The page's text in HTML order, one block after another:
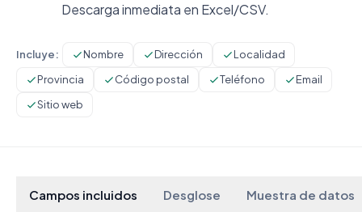
Descarga inmediata en Excel/CSV.
Incluye: Nombre Dirección
Localidad
Provincia
Código postal Teléfono
Email
Sitio web
Campos incluidos Desglose Muestra de datos